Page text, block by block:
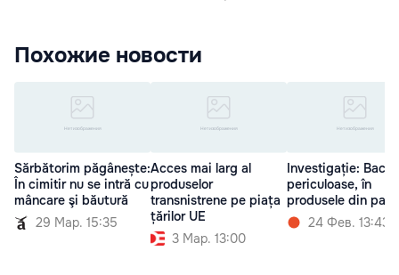
Похожие новости
Sărbătorim păgânește:
În cimitir nu se intră cu
mâncare şi băutură
29 Мар. 15:35
Acces mai larg al
produselor
transnistrene pe piața
țărilor UE
3 Мар. 13:00
Investigație:
periculoase, în
produsele din
24 Фев. 13:43